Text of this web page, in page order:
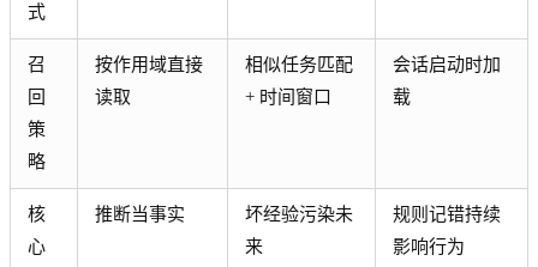
式
召
回
策
略
按作用域直接
读取
相似任务匹配
+ 时间窗口
会话启动时加
载
核
心
推断当事实
坏经验污染未
来
规则记错持续
影响行为